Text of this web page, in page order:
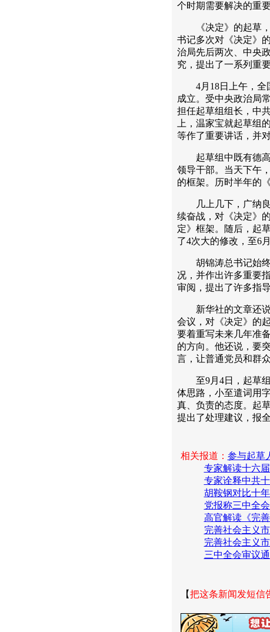
个时期需要解决的重
《决定》的起草，
书记多次对《决定》
治局先后两次、中央
究，提出了一系列重
4月18日上午，全
成立。受中央政治局
担任起草组组长，中
上，温家宝就起草组
等作了重要讲话，并
起草组中既有德高
领导干部。当天下午
的框架。历时半年的
几上几下，广纳良
续奋战，对《决定》
定》框架。随后，起
了4次大的修改，至6
胡锦涛总书记始终
况，并作出许多重要
审阅，提出了许多指
新华社的文章还说
会议，对《决定》的
要着重写未来几年准
的方向。他还说，要
言，让普通党员和群众
至9月4日，起草组
体思路，小至遣词用
真、负责的态度。起
提出了处理建议，报
相关报道： 参与起草
专家解读十六
专家诠释中共
胡鞍钢对比十
党报称三中全
高官解读《完
完善社会主义
完善社会主义
三中全会审议
【把这条新闻发短信